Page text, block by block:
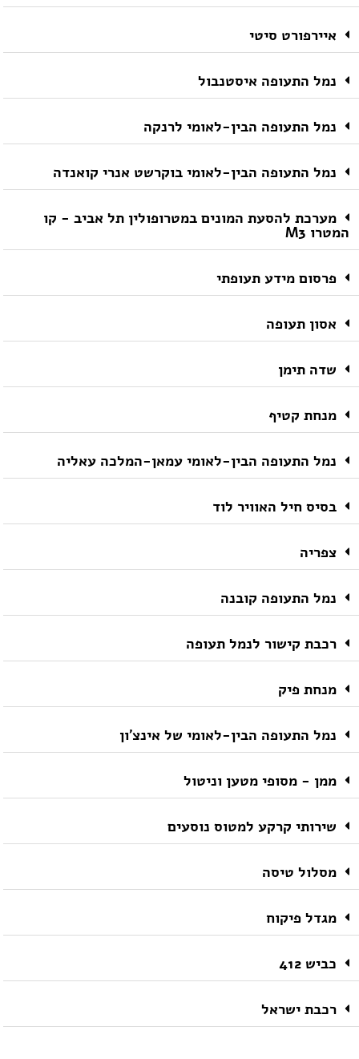
איירפורט סיטי
נמל התעופה איסטנבול
נמל התעופה הבין-לאומי לרנקה
נמל התעופה הבין-לאומי בוקרשט אנרי קואנדה
מערכת להסעת המונים במטרופולין תל אביב - קו
המטרו M3
פרסום מידע תעופתי
אסון תעופה
שדה תימן
מנחת קטיף
נמל התעופה הבין-לאומי עמאן-המלכה עאליה
בסיס חיל האוויר לוד
צפריה
נמל התעופה קובנה
רכבת קישור לנמל תעופה
מנחת פיק
נמל התעופה הבין-לאומי של אינצ'ון
ממן - מסופי מטען וניטול
שירותי קרקע למטוס נוסעים
מסלול טיסה
מגדל פיקוח
כביש 412
רכבת ישראל